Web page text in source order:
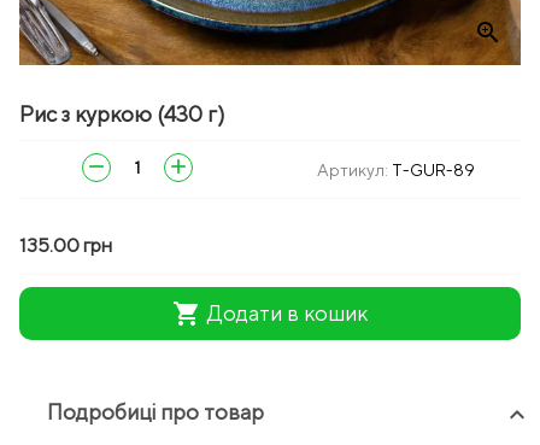
zoom_in
Рис з куркою (430 г)
remove add Артикул: T-GUR-89
135.00 грн
shopping_cart Додати в кошик
Подробиці про товар keyboard_arrow_up